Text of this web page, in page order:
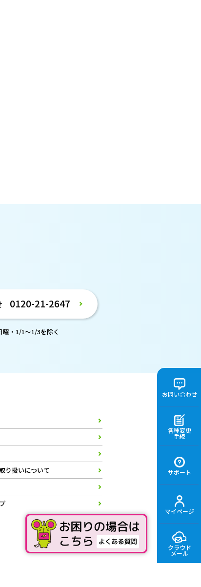
お問い合わせ
各種変更
手続
サポート
マイページ
クラウド
メール
0120-21-2647
曜・1/1～1/3を除く
り扱いについて